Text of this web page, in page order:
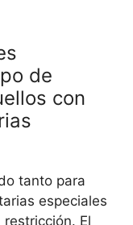
de
con
tanto para
especiales
El